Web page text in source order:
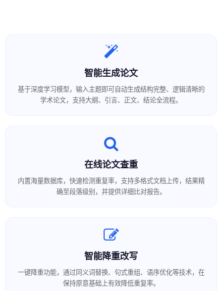
智能生成论文
基于深度学习模型，输入主题即可自动生成结构完整、逻辑清晰的
学术论文，支持大纲、引言、正文、结论全流程。
在线论文查重
内置海量数据库，快速检测重复率，支持多格式文档上传，结果精
确至段落级别，并提供详细比对报告。
智能降重改写
一键降重功能，通过同义词替换、句式重组、语序优化等技术，在
保持原意基础上有效降低重复率。